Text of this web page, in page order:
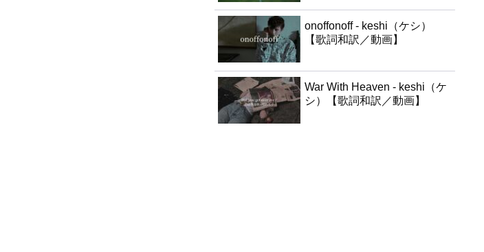
onoffonoff - keshi（ケシ）
【歌詞和訳／動画】
War With Heaven - keshi（ケ
シ）【歌詞和訳／動画】